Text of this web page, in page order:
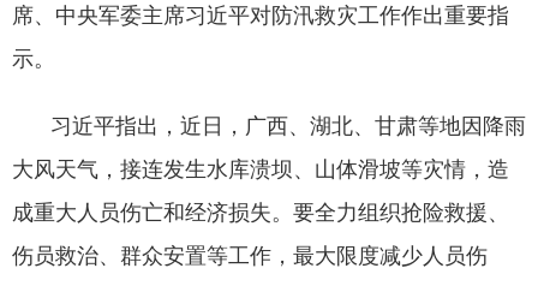
席、中央军委主席习近平对防汛救灾工作作出重要指
示。
习近平指出，近日，广西、湖北、甘肃等地因降雨
大风天气，接连发生水库溃坝、山体滑坡等灾情，造
成重大人员伤亡和经济损失。要全力组织抢险救援、
伤员救治、群众安置等工作，最大限度减少人员伤